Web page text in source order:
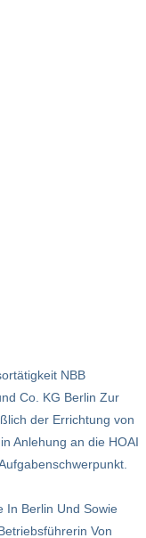
NBB
Co. KG Berlin Zur
der Errichtung von
Anlehung an die HOAI
In Berlin Und Sowie
Von